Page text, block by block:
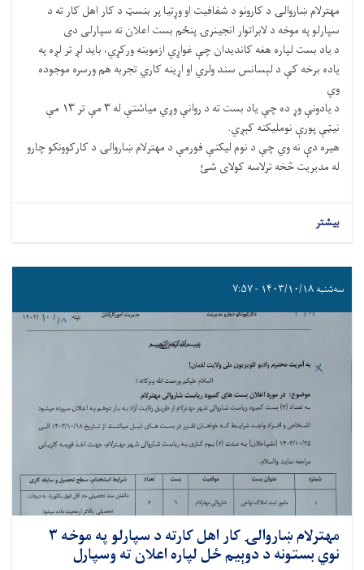
مهترلام ښاروالۍ د کارونو د شفافیت او وړتیا پر بنسټ د کار اهل کار ته د
سپارلو په موخه د لابراتوار انجینرۍ پنځم بست اعلان ته سپارلی دی
د یاد بست لپاره هغه کاندیدان چې غواړي ازموینه ورکړي، باید لږ تر لږه په
یاده برخه کې د لېسانس سند ولري او اړینه کاري تجربه هم ورسره موجوده
وي
د یادونې وړ ده چې یاد بست ته د روانې وږي میاشتې له ۳ مې تر ۱۳ مې
نیټې پورې نوملیکنه کېږي.
هیره دې نه وي چې د نوم لیکنې فورمې د مهترلام ښاروالۍ د کارکوونکو چارو
له مدیریت څخه ترلاسه کولای شئ
بیشتر
سه‌شنبه ۱۴۰۳/۱۰/۱۸ - ۷:۵۷
مهترلام ښاروالۍ کار اهل کارته د سپارلو په موخه ۳
نوي بستونه د دوېیم ځل لپاره اعلان ته وسپارل